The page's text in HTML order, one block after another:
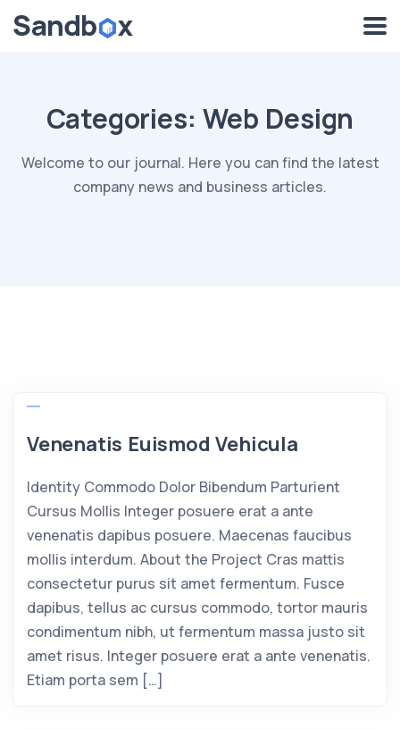
Categories:Web Design
Welcome to our journal. Here you can find the latest
company news and business articles.
Venenatis Euismod Vehicula
Identity Commodo Dolor Bibendum Parturient
Cursus Mollis Integer posuere erat a ante
venenatis dapibus posuere. Maecenas faucibus
mollis interdum. About the Project Cras mattis
consectetur purus sit amet fermentum. Fusce
dapibus, tellus ac cursus commodo, tortor mauris
condimentum nibh, ut fermentum massa justo sit
amet risus. Integer posuere erat a ante venenatis.
Etiam porta sem […]